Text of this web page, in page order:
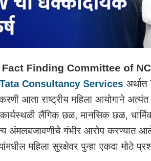
Finding Committee of
Tata Consultancy Services अर्थात
आता राष्ट्रीय महिला आयोगाने
लैंगिक छळ, मानसिक छळ,
अंमलबजावणीचे गंभीर आरोप करण्यात
महिला सुरक्षेवर पुन्हा एकदा मोठे